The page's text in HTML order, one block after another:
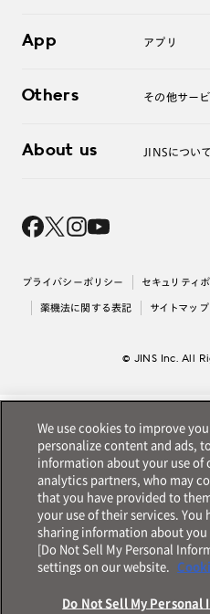
よくあるご質問
お問い合わせ
App アプリ
Others その他サービ
レンズ交換
About us JINSについて
採用情報
出店について
プライバシーポリシー セキュリティ
薬機法に関する表記 サイトマップ
© JINS Inc. All
We use cookies to improve
personalize content and ads,
information about your use of
analytics partners, who may
that you have provided to
your use of their services.
sharing information about
[Do Not Sell My Personal
settings on our website.
Do Not Sell My